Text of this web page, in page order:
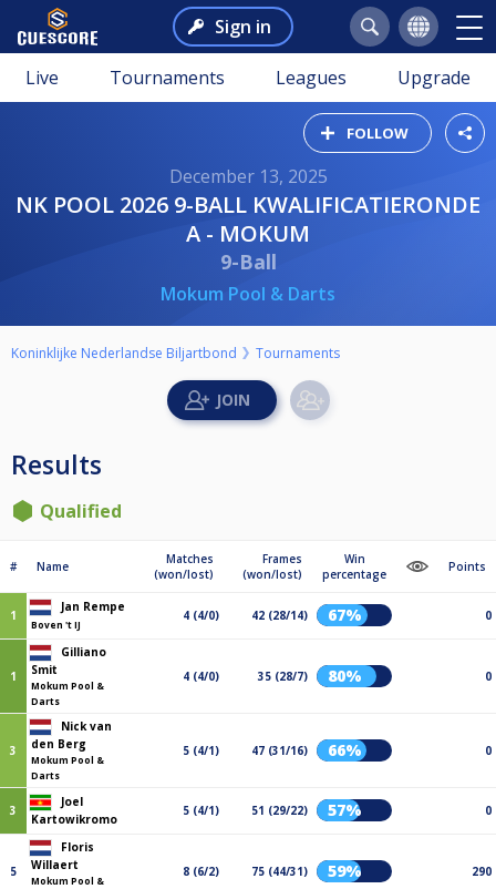
Sign in
Live Tournaments Leagues Upgrade
FOLLOW
December 13, 2025
NK POOL 2026 9-BALL KWALIFICATIERONDE
A - MOKUM
9-Ball
Mokum Pool & Darts
Koninklijke Nederlandse Biljartbond Tournaments
Results
Qualified
# Name
Matches
(won/lost)
Frames
(won/lost)
Win
percentage
Points
1
Jan Rempe
Boven 't IJ
4 (4/0) 42 (28/14) 67% 0
1
Gilliano
Smit
Mokum Pool &
Darts
4 (4/0) 35 (28/7) 80% 0
3
Nick van
den Berg
Mokum Pool &
Darts
5 (4/1) 47 (31/16) 66% 0
3
Joel
Kartowikromo
5 (4/1) 51 (29/22) 57% 0
5
Floris
Willaert
Mokum Pool &
8 (6/2) 75 (44/31) 59% 290